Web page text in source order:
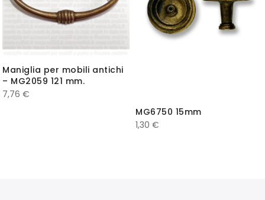
Maniglia per mobili antichi
– MG2059 121 mm.
7,76 €
MG6750 15mm
1,30 €